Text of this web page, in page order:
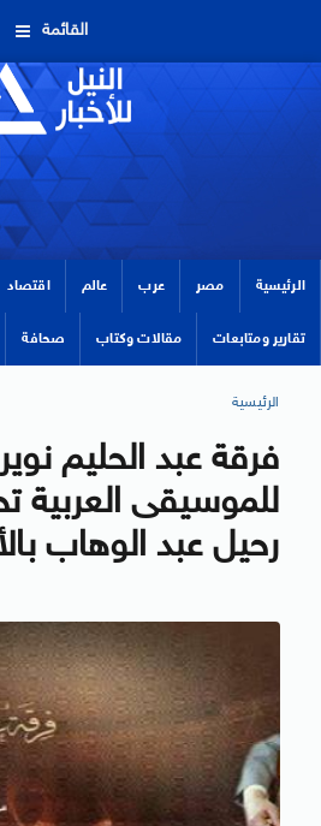
القائمة
الرئيسية مصر عرب عالم اقتصاد
تقارير ومتابعات مقالات وكتاب صحافة
الرئيسية
فرقة عبد الحليم
للموسيقى العربية
رحيل عبد الوهاب